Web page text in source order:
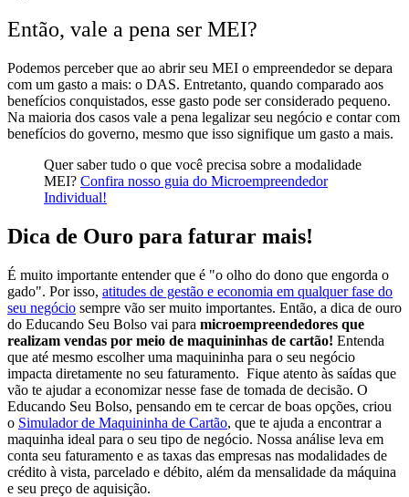
Então, vale a pena ser MEI?
Podemos perceber que ao abrir seu MEI o empreendedor se depara
com um gasto a mais: o DAS. Entretanto, quando comparado aos
benefícios conquistados, esse gasto pode ser considerado pequeno.
Na maioria dos casos vale a pena legalizar seu negócio e contar com
benefícios do governo, mesmo que isso signifique um gasto a mais.
Quer saber tudo o que você precisa sobre a modalidade
MEI? Confira nosso guia do Microempreendedor
Individual!
Dica de Ouro para faturar mais!
É muito importante entender que é "o olho do dono que engorda o
gado". Por isso, atitudes de gestão e economia em qualquer fase do
seu negócio sempre vão ser muito importantes. Então, a dica de ouro
do Educando Seu Bolso vai para microempreendedores que
realizam vendas por meio de maquininhas de cartão! Entenda
que até mesmo escolher uma maquininha para o seu negócio
impacta diretamente no seu faturamento. Fique atento às saídas que
vão te ajudar a economizar nesse fase de tomada de decisão. O
Educando Seu Bolso, pensando em te cercar de boas opções, criou
o Simulador de Maquininha de Cartão, que te ajuda a encontrar a
maquinha ideal para o seu tipo de negócio. Nossa análise leva em
conta seu faturamento e as taxas das empresas nas modalidades de
crédito à vista, parcelado e débito, além da mensalidade da máquina
e seu preço de aquisição.